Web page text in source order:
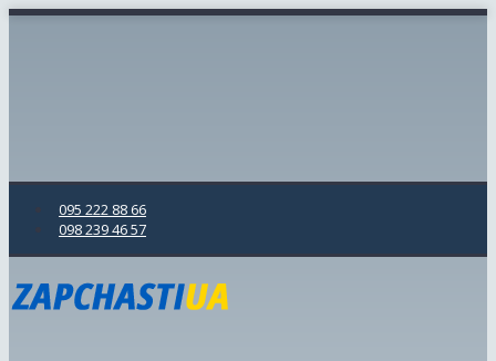
095 222 88 66
098 239 46 57